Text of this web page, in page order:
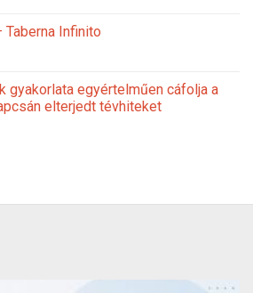
Taberna Infinito
gyakorlata egyértelműen cáfolja a
elterjedt tévhiteket